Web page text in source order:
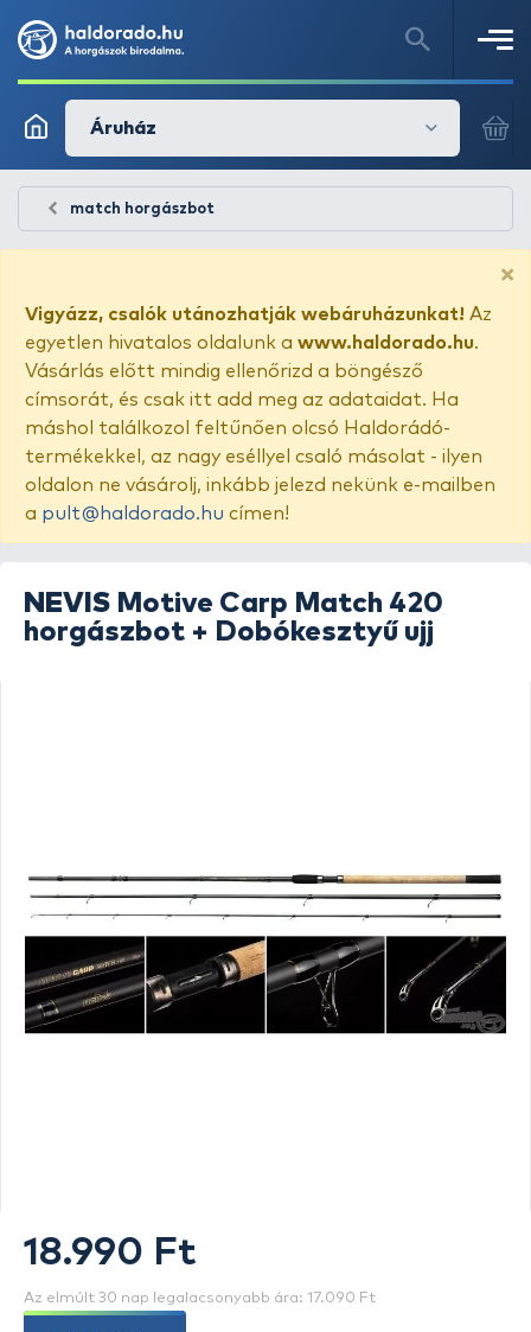
Áruház
match horgászbot
×
Vigyázz, csalók utánozhatják webáruházunkat! Az
egyetlen hivatalos oldalunk a www.haldorado.hu.
Vásárlás előtt mindig ellenőrizd a böngésző
címsorát, és csak itt add meg az adataidat. Ha
máshol találkozol feltűnően olcsó Haldorádó-
termékekkel, az nagy eséllyel csaló másolat - ilyen
oldalon ne vásárolj, inkább jelezd nekünk e-mailben
a pult@haldorado.hu címen!
NEVIS Motive Carp Match 420
horgászbot + Dobókesztyű ujj
18.990 Ft
Az elmúlt 30 nap legalacsonyabb ára: 17.090 Ft